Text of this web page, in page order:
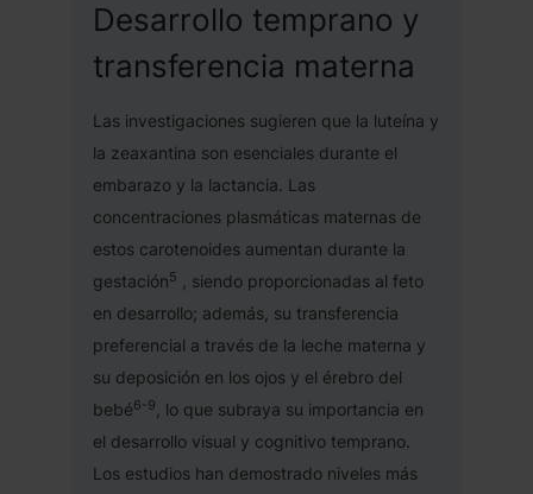
Desarrollo temprano y
transferencia materna
Las investigaciones sugieren que la luteína y
la zeaxantina son esenciales durante el
embarazo y la lactancia. Las
concentraciones plasmáticas maternas de
estos carotenoides aumentan durante la
gestación5
, siendo proporcionadas al feto
en desarrollo; además, su transferencia
preferencial a través de la leche materna y
su deposición en los ojos y el érebro del
bebé6-9
, lo que subraya su importancia en
el desarrollo visual y cognitivo temprano.
Los estudios han demostrado niveles más